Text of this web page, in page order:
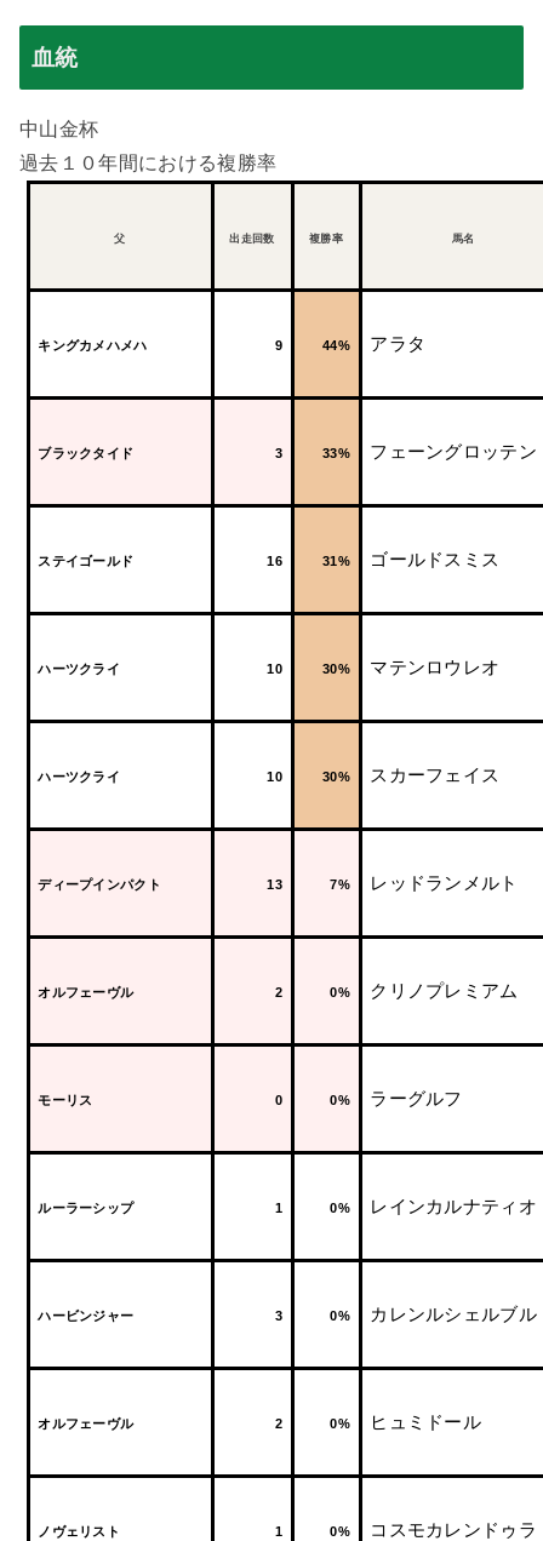
血統
中山金杯
過去１０年間における複勝率
父 出走回数 複勝率 馬名
キングカメハメハ 9 44% アラタ
ブラックタイド 3 33% フェーングロッテン
ステイゴールド 16 31% ゴールドスミス
ハーツクライ 10 30% マテンロウレオ
ハーツクライ 10 30% スカーフェイス
ディープインパクト 13 7% レッドランメルト
オルフェーヴル 2 0% クリノプレミアム
モーリス 0 0% ラーグルフ
ルーラーシップ 1 0% レインカルナティオ
ハービンジャー 3 0% カレンルシェルブル
オルフェーヴル 2 0% ヒュミドール
ノヴェリスト 1 0% コスモカレンドゥラ